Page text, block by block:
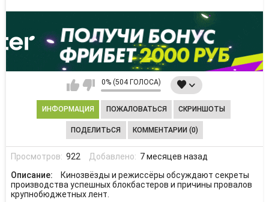
0% (504 ГОЛОСА)
ИНФОРМАЦИЯ ПОЖАЛОВАТЬСЯ СКРИНШОТЫ
ПОДЕЛИТЬСЯ КОММЕНТАРИИ (0)
Просмотров: 922 Добавлено: 7 месяцев назад
Описание:
Кинозвёзды и режиссёры обсуждают секреты
производства успешных блокбастеров и причины провалов
крупнобюджетных лент.